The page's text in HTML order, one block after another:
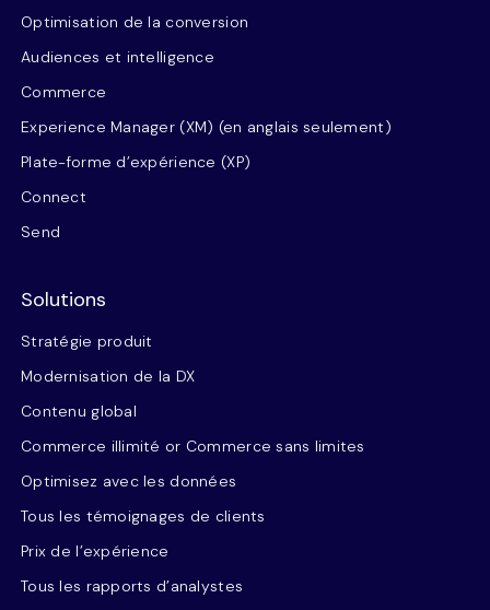
Optimisation de la conversion
Audiences et intelligence
Commerce
Experience Manager (XM) (en anglais seulement)
Plate-forme d’expérience (XP)
Connect
Send
Solutions
Stratégie produit
Modernisation de la DX
Contenu global
Commerce illimité or Commerce sans limites
Optimisez avec les données
Tous les témoignages de clients
Prix de l’expérience
Tous les rapports d’analystes